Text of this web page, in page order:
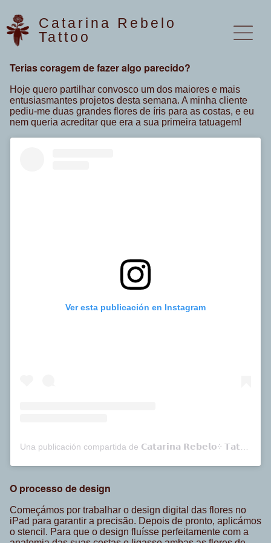
para
conteúdo
Catarina Rebelo
Tattoo
Terias coragem de fazer algo parecido?
Hoje quero partilhar convosco um dos maiores e mais
entusiasmantes projetos desta semana. A minha cliente
pediu-me duas grandes flores de íris para as costas, e eu
nem queria acreditar que era a sua primeira tatuagem!
Ver esta publicación en Instagram
O processo de design
Começámos por trabalhar o design digital das flores no
iPad para garantir a precisão. Depois de pronto, aplicámos
o stencil. Para que o design fluísse perfeitamente com a